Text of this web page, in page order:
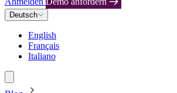
Deutsch
English
Français
Italiano